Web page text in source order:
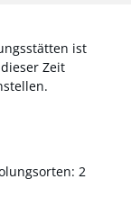
ist
Zeit
2